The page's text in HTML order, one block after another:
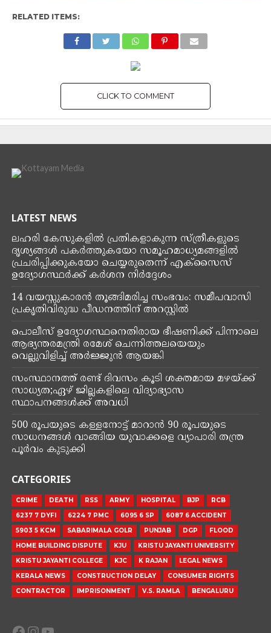
RELATED ITEMS:
CLICK TO COMMENT
KERALA
ഡോ.വന്ദനദാസിന്റെ
ഓർമ്മകൾക്ക് ഇന്ന് രണ്ട് വയസ്
Posted on
കോട്ടയം: ഡോ. വന്ദനദാസിന്റെ ഓർമ്മകൾക്ക് ഇന്ന് രണ്ട്
വയസ്. മുട്ടുചിറ നമ്പിച്ചിറക്കാലായിൽ മോഹൻ
ദാസിന്റെയും വസന്ത കുമാരിയുടെയും ഏക മകൾ
വന്ദന ദാസ് എംബിബിഎസ് പഠനത്തിനു ശേഷം
സർജൻസി ചെയ്യുന്നതിനിടെയാണ് 2023 മേയ് 10 ന്
പുലർച്ചെ സന്ദീപ് എന്ന അക്രമിയുടെ കുത്തേറ്റ് മരിച്ചത്.
നിലവിൽ കേസിന്റെ വിചാരണ നടപടികൾ
പുരോഗമിക്കുകയാണ്.